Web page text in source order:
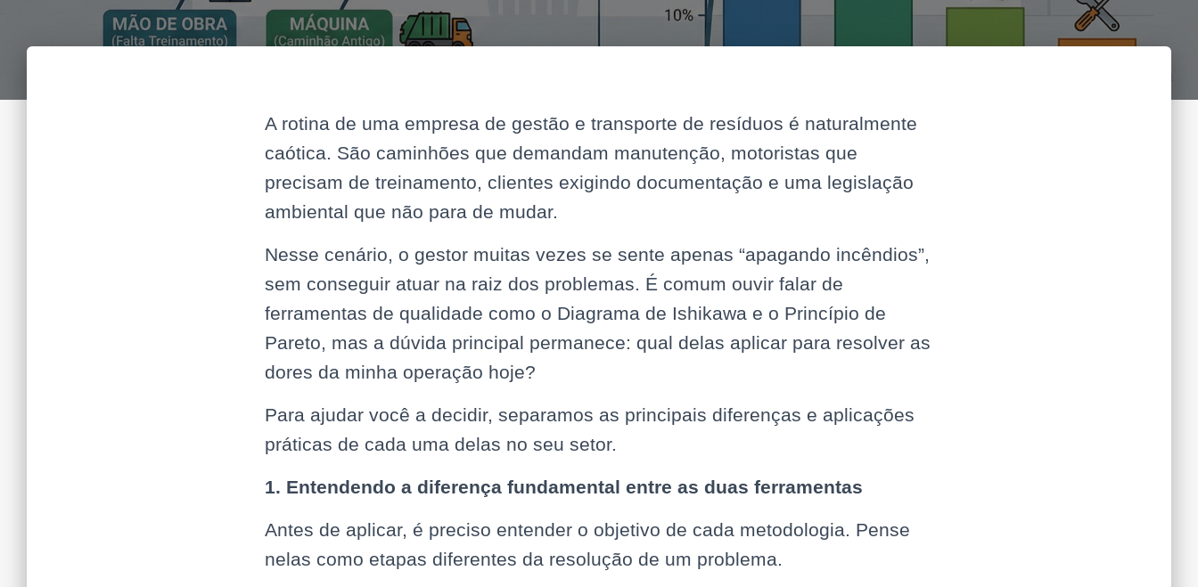
A rotina de uma empresa de gestão e transporte de resíduos é naturalmente
caótica. São caminhões que demandam manutenção, motoristas que
precisam de treinamento, clientes exigindo documentação e uma legislação
ambiental que não para de mudar.
Nesse cenário, o gestor muitas vezes se sente apenas “apagando incêndios”,
sem conseguir atuar na raiz dos problemas. É comum ouvir falar de
ferramentas de qualidade como o Diagrama de Ishikawa e o Princípio de
Pareto, mas a dúvida principal permanece: qual delas aplicar para resolver as
dores da minha operação hoje?
Para ajudar você a decidir, separamos as principais diferenças e aplicações
práticas de cada uma delas no seu setor.
1. Entendendo a diferença fundamental entre as duas ferramentas
Antes de aplicar, é preciso entender o objetivo de cada metodologia. Pense
nelas como etapas diferentes da resolução de um problema.